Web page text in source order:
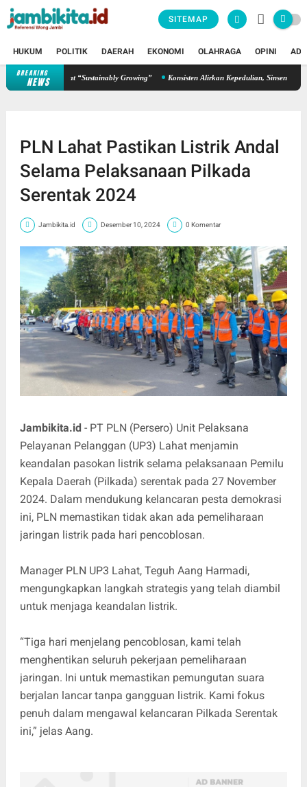
SITEMAP
HUKUM POLITIK DAERAH EKONOMI OLAHRAGA OPINI
BREAKING
NEWS
Semangat “Sustainably Growing” Konsisten Alirkan Kepedulian, Sinsen Gelar
PLN Lahat Pastikan Listrik Andal
Selama Pelaksanaan Pilkada
Serentak 2024
Jambikita.id Desember 10, 2024 0 Komentar
Jambikita.id - PT PLN (Persero) Unit Pelaksana
Pelayanan Pelanggan (UP3) Lahat menjamin
keandalan pasokan listrik selama pelaksanaan Pemilu
Kepala Daerah (Pilkada) serentak pada 27 November
2024. Dalam mendukung kelancaran pesta demokrasi
ini, PLN memastikan tidak akan ada pemeliharaan
jaringan listrik pada hari pencoblosan.
Manager PLN UP3 Lahat, Teguh Aang Harmadi,
mengungkapkan langkah strategis yang telah diambil
untuk menjaga keandalan listrik.
“Tiga hari menjelang pencoblosan, kami telah
menghentikan seluruh pekerjaan pemeliharaan
jaringan. Ini untuk memastikan pemungutan suara
berjalan lancar tanpa gangguan listrik. Kami fokus
penuh dalam mengawal kelancaran Pilkada Serentak
ini,” jelas Aang.